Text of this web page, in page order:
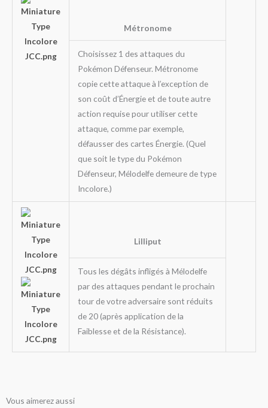
Métronome
Choisissez 1 des attaques du
Pokémon Défenseur. Métronome
copie cette attaque à l’exception de
son coût d’Énergie et de toute autre
action requise pour utiliser cette
attaque, comme par exemple,
défausser des cartes Énergie. (Quel
que soit le type du Pokémon
Défenseur, Mélodelfe demeure de type
Incolore.)
Lilliput
Tous les dégâts infligés à Mélodelfe
par des attaques pendant le prochain
tour de votre adversaire sont réduits
de 20 (après application de la
Faiblesse et de la Résistance).
Vous aimerez aussi